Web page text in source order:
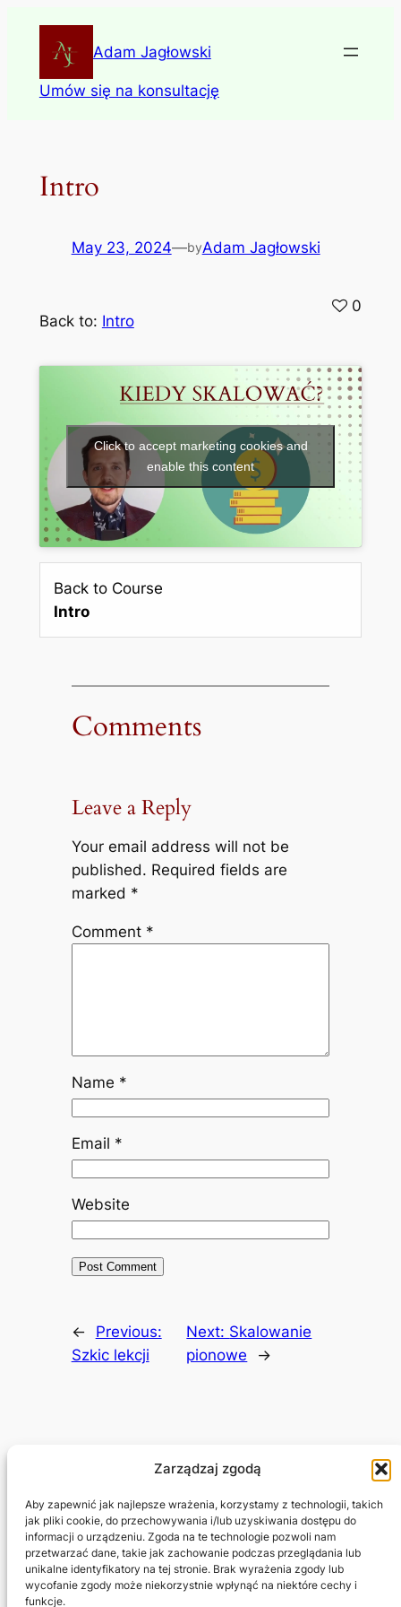
Zarządzaj zgodą
Aby zapewnić jak najlepsze wrażenia, korzystamy z technologii, takich
jak pliki cookie, do przechowywania i/lub uzyskiwania dostępu do
informacji o urządzeniu. Zgoda na te technologie pozwoli nam
przetwarzać dane, takie jak zachowanie podczas przeglądania lub
unikalne identyfikatory na tej stronie. Brak wyrażenia zgody lub
wycofanie zgody może niekorzystnie wpłynąć na niektóre cechy i
funkcje.
content
Adam Jagłowski
Umów się na konsultację
Intro
May 23, 2024—byAdam Jagłowski
Back to: Intro
0
Click to accept marketing cookies and
enable this content
Back to Course
Intro
Comments
Leave a Reply
Your email address will not be
published. Required fields are
marked *
Comment *
Name *
Email *
Website
←
Previous:
Szkic lekcji
Next: Skalowanie
pionowe
→
Adam Jagłowski
Marketing Freelancer
Projekty Prywatność i regulamin